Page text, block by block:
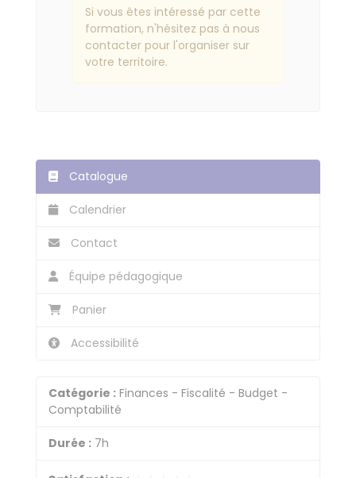
Si vous êtes intéressé par cette
formation, n'hésitez pas à nous
contacter pour l'organiser sur
votre territoire.
Catalogue
Calendrier
Contact
Équipe pédagogique
Panier
Accessibilité
Catégorie : Finances - Fiscalité - Budget -
Comptabilité
Durée : 7h